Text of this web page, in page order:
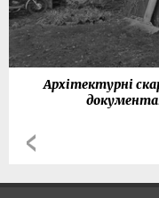
Архітектурні